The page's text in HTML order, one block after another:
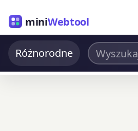
miniWebtool
Różnorodne